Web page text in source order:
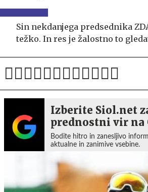
Sin nekdanjega predsednika
težko. In res je žalostno to
Izberite Siol.net
prednostni vir na
Bodite hitro in zanesljivo
aktualne in zanimive vsebine.